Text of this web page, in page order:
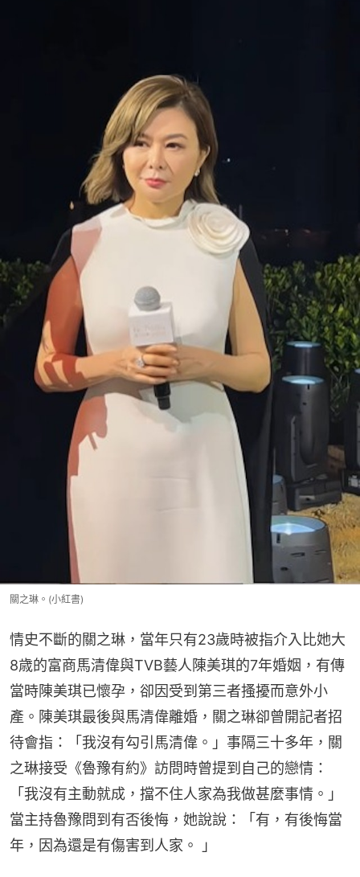
關之琳。(小紅書)
情史不斷的關之琳，當年只有23歲時被指介入比她大
8歳的富商馬清偉與TVB藝人陳美琪的7年婚姻，有傳
當時陳美琪已懷孕，卻因受到第三者搔擾而意外小
產。陳美琪最後與馬清偉離婚，關之琳卻曾開記者招
待會指：「我沒有勾引馬清偉。」事隔三十多年，關
之琳接受《魯豫有約》訪問時曾提到自己的戀情：
「我沒有主動就成，擋不住人家為我做甚麼事情。」
當主持魯豫問到有否後悔，她說說：「有，有後悔當
年，因為還是有傷害到人家。 」